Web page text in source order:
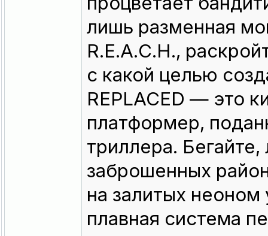
лишь разменная
R.E.A.C.H.,
с какой целью
REPLACED — это
платформер,
триллера.
заброшенных
на залитых
плавная система